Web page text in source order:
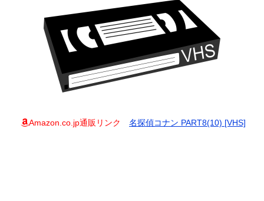
Amazon.co.jp通販リンク 名探偵コナン PART8(10) [VHS]